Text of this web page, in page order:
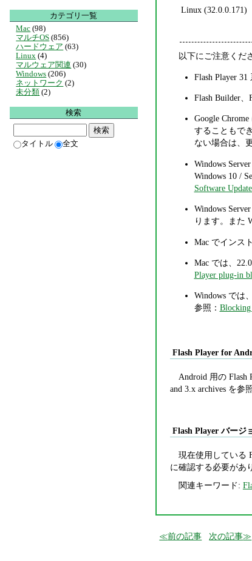
Linux (32.0.0.171)
以下にご注意くだ
Flash Player
Flash Builder、
Google
することもで
ない場合は、
Windows
Windows 10 /
Software
Windows
ります。また
Mac でインス
Mac では、
Player plug-in
Windows では
参照：
Flash Player for
Android 用の Flash
and 3.x archives を参
Flash Player バージ
現在使用している
に確認する必要があ
関連キーワード:
前の記事 次の記事
カテゴリ一覧
Mac (98)
マルチOS (856)
ハードウェア (63)
Linux (4)
マルウェア関連 (30)
Windows (206)
ネットワーク (2)
未分類 (2)
検索
タイトル 全文